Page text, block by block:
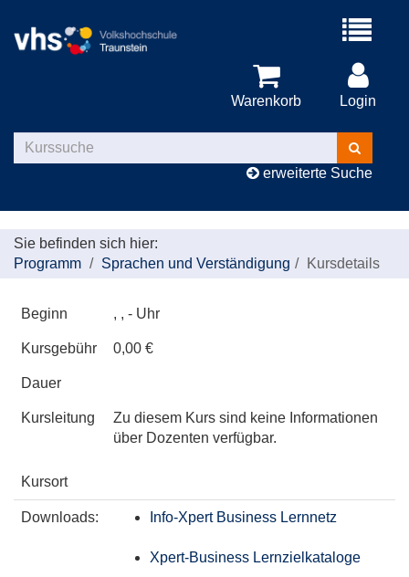
Menü
Warenkorb Login
Kurse
suchen
erweiterte Suche
Sie befinden sich hier:
Programm
Sprachen und Verständigung Kursdetails
Beginn , , - Uhr
Kursgebühr 0,00 €
Dauer
Kursleitung
Zu diesem Kurs sind keine Informationen
über Dozenten verfügbar.
Kursort
Downloads: Info-Xpert Business Lernnetz
Xpert-Business Lernzielkataloge